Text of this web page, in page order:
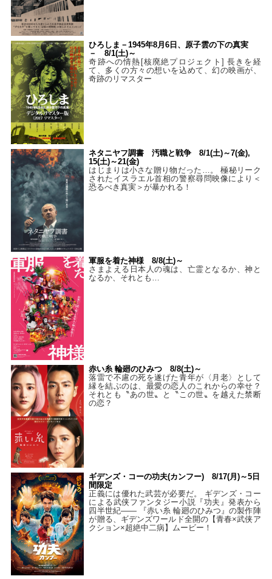
ひろしま－1945年8月6日、原子雲の下の真実
－ 8/1(土)～
奇跡への情熱[核廃絶プロジェクト] 長きを経
て、多くの方々の想いを込めて、幻の映画が、
奇跡のリマスター
ネタニヤフ調書 汚職と戦争 8/1(土)～7(金),
15(土)～21(金)
はじまりは小さな贈り物だった…。 極秘リーク
されたイスラエル首相の警察尋問映像により＜
恐るべき真実＞が暴かれる！
軍服を着た神様 8/8(土)～
さまよえる日本人の魂は、亡霊となるか、神と
なるか、それとも…
赤い糸 輪廻のひみつ 8/8(土)～
落雷で不慮の死を遂げた青年が〈月老〉として
縁を結ぶのは、最愛の恋人のこれからの幸せ？
それとも〝あの世〟と〝この世〟を越えた禁断
の恋？
ギデンズ・コーの功夫(カンフー) 8/17(月)～5日
間限定
正義には優れた武芸が必要だ。 ギデンズ・コー
による武侠ファンタジー小説『功夫』発表から
四半世紀―― 『赤い糸 輪廻のひみつ』の製作陣
が贈る、ギデンズワールド全開の【青春×武侠ア
クション×超絶中二病】ムービー！